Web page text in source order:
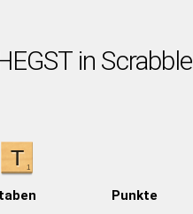
in Scrabble
Punkte